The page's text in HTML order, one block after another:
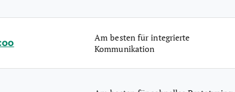
Am besten für integrierte
Kommunikation